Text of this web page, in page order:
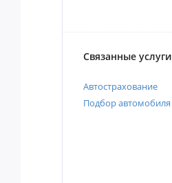
Связанные услуги
Автострахование
Подбор автомобиля